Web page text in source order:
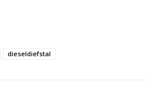
dieseldiefstal